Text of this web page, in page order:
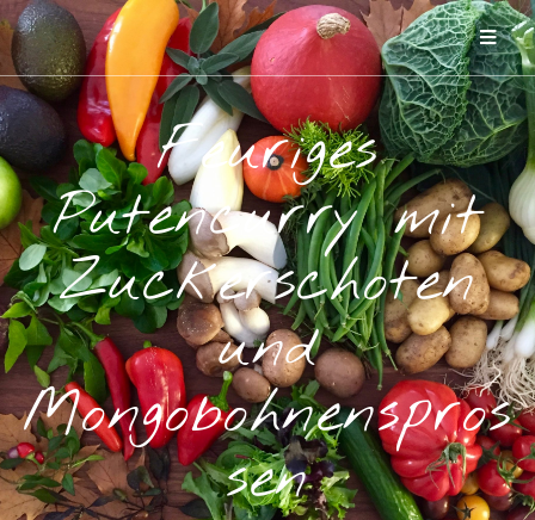
Feuriges
Putencurry mit
Zuckerschoten
und
Mongobohnenspros
sen